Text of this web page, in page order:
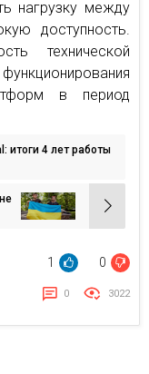
нагрузку между
доступность.
технической
в период
итоги 4 лет работы
1 0
0 3022